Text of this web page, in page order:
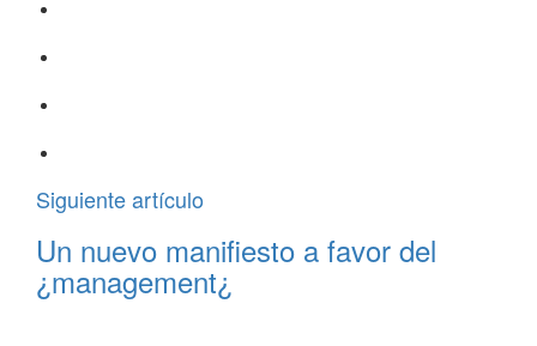
Siguiente artículo
Un nuevo manifiesto a favor del
¿management¿